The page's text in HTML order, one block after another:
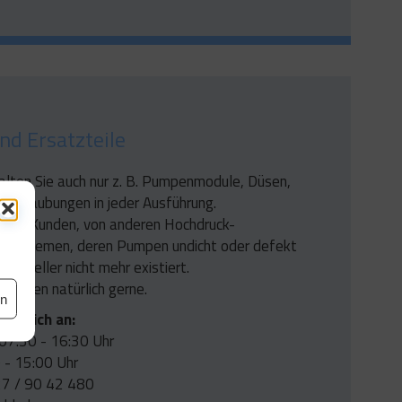
Ersatzteile
Sie auch nur z. B. Pumpenmodule, Düsen,
in jeder Ausführung.
uns Kunden, von anderen Hochdruck-
deren Pumpen undicht oder defekt
Hersteller nicht mehr existiert.
Ihnen natürlich gerne.
gleich an:
- 16:30 Uhr
- 15:00 Uhr
/ 90 42 480